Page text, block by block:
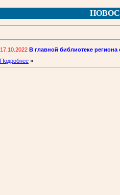
17.10.2022 В главной библиотеке
Подробнее »